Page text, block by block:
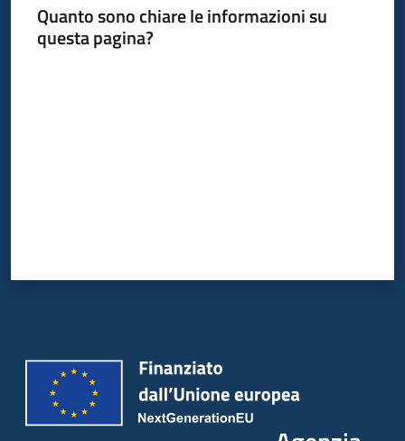
Quanto sono chiare le informazioni su
questa pagina?